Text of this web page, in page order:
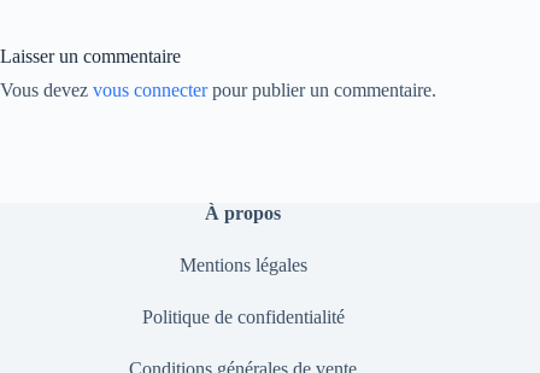
Laisser un commentaire
Vous devez vous connecterpour publier un commentaire.
À propos
Mentions légales
Politique de confidentialité